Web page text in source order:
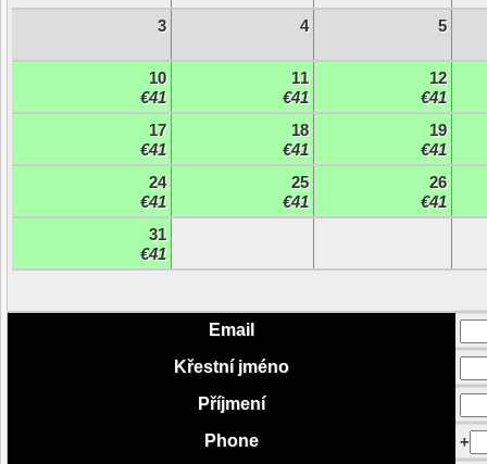
3 4 5
10
€41
11
€41
12
€41
17
€41
18
€41
19
€41
24
€41
25
€41
26
€41
31
€41
Email
Křestní jméno
Příjmení
Phone
+